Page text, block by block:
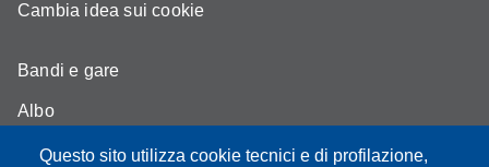
Questo sito utilizza cookie tecnici e di profilazione,
Cambia idea sui cookie
Bandi e gare
Albo
Moodle - didattica online